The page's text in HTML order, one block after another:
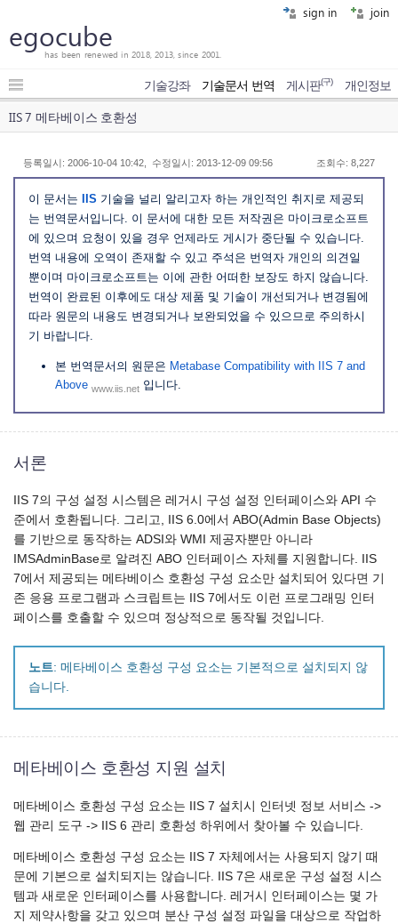
sign in join
egocube
has been renewed in 2018, 2013, since 2001.
기술강좌 기술문서 번역 게시판(구) 개인정보
IIS 7 메타베이스 호환성
등록일시: 2006-10-04 10:42, 수정일시: 2013-12-09 09:56 조회수: 8,227
이 문서는 IIS 기술을 널리 알리고자 하는 개인적인 취지로 제공되
는 번역문서입니다. 이 문서에 대한 모든 저작권은 마이크로소프트
에 있으며 요청이 있을 경우 언제라도 게시가 중단될 수 있습니다.
번역 내용에 오역이 존재할 수 있고 주석은 번역자 개인의 의견일
뿐이며 마이크로소프트는 이에 관한 어떠한 보장도 하지 않습니다.
번역이 완료된 이후에도 대상 제품 및 기술이 개선되거나 변경됨에
따라 원문의 내용도 변경되거나 보완되었을 수 있으므로 주의하시
기 바랍니다.
본 번역문서의 원문은 Metabase Compatibility with IIS 7 and
Above www.iis.net 입니다.
서론
IIS 7의 구성 설정 시스템은 레거시 구성 설정 인터페이스와 API 수
준에서 호환됩니다. 그리고, IIS 6.0에서 ABO(Admin Base Objects)
를 기반으로 동작하는 ADSI와 WMI 제공자뿐만 아니라
IMSAdminBase로 알려진 ABO 인터페이스 자체를 지원합니다. IIS
7에서 제공되는 메타베이스 호환성 구성 요소만 설치되어 있다면 기
존 응용 프로그램과 스크립트는 IIS 7에서도 이런 프로그래밍 인터
페이스를 호출할 수 있으며 정상적으로 동작될 것입니다.
노트: 메타베이스 호환성 구성 요소는 기본적으로 설치되지 않
습니다.
메타베이스 호환성 지원 설치
메타베이스 호환성 구성 요소는 IIS 7 설치시 인터넷 정보 서비스 ->
웹 관리 도구 -> IIS 6 관리 호환성 하위에서 찾아볼 수 있습니다.
메타베이스 호환성 구성 요소는 IIS 7 자체에서는 사용되지 않기 때
문에 기본으로 설치되지는 않습니다. IIS 7은 새로운 구성 설정 시스
템과 새로운 인터페이스를 사용합니다. 레거시 인터페이스는 몇 가
지 제약사항을 갖고 있으며 분산 구성 설정 파일을 대상으로 작업하